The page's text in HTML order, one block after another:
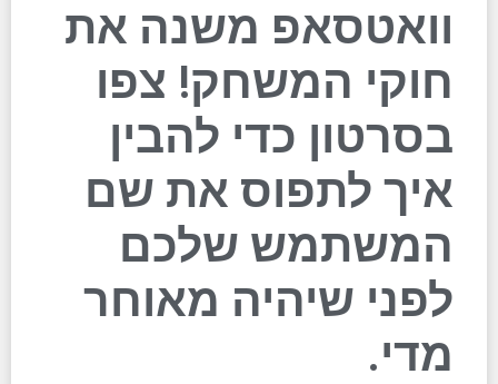
וואטסאפ משנה את
חוקי המשחק! צפו
בסרטון כדי להבין
איך לתפוס את שם
המשתמש שלכם
לפני שיהיה מאוחר
מדי.